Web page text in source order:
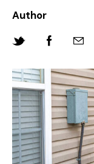
Author